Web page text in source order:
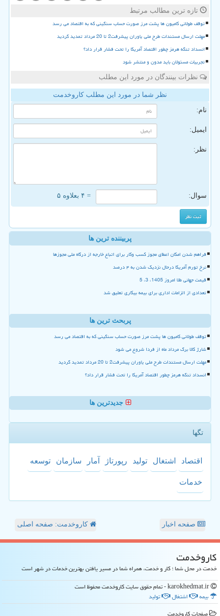
تازه ترین مطالب مرتبط
توقف طولانی کامیون ها پشت مرز صورت حساب سنگینی که به اقتصاد می رسد
مهلت ارسال مستندات طرح ملی یاوران پیشرفت2 تا 20 مرداد تمدید گردید
انسداد تنگه هرمز چطور اقتصاد آمریکا را تحت فشار قرار داد؟
تجربیات مسئولان باید مدون و منتشر شود
نظرات بینندگان در مورد این مطلب
نظر شما در مورد این مطلب کاروخدمت
نام:
ایمیل:
نظر:
سوال: = ۴ بعلاوه ۵
پربیننده ترین ها
فراهم شدن امکان اعطای مجوز کسب وکار برای اتباع خارجه از درگاه ملی مجوزها
نرخ تورم آمریکا درحال نزدیک شدن به ۴ درصد
قیمت جهانی طلا امروز 1405، 3، 5
تعدادی از الزامات اداری برای بیمه بیکاری تعلیق شد
پربحث ترین ها
توقف طولانی کامیون ها پشت مرز صورت حساب سنگینی که به اقتصاد می رسد
شارژ کالا برگ مرداد ماه از فردا شروع می شود
مهلت ارسال مستندات طرح ملی یاوران پیشرفت2 تا 20 مرداد تمدید گردید
انسداد تنگه هرمز چطور اقتصاد آمریکا را تحت فشار قرار داد؟
جدیدترین ها
تگها
اقتصاد اشتغال تولید رپورتاژ آمار سازمان توسعه
خدمات
صفحه اخبار کاروخدمت: صفحه اصلی
كاروخدمت
خدمت در محل شما ؛ کار و خدمت، همراه شما در مسیر یافتن بهترین خدمات در شهر است
بیمه
اشتغال
تولید